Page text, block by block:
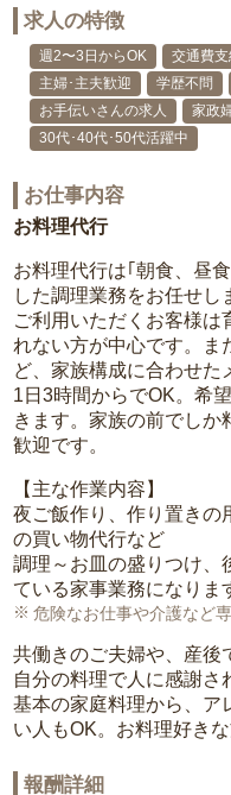
求人の特徴
週2〜3日からOK 交通費
主婦･主夫歓迎
学歴不問
お手伝いさんの求人
家政
30代･40代･50代活躍中
お仕事内容
お料理代行
お料理代行は｢朝食、昼
した調理業務をお任せし
ご利用いただくお客様は
れない方が中心です。ま
ど、家族構成に合わせた
1日3時間からでOK。希
きます。家族の前でしか
歓迎です。
【主な作業内容】
夜ご飯作り、作り置きの
の買い物代行など
調理～お皿の盛りつけ、
ている家事業務になりま
危険なお仕事や介護など
共働きのご夫婦や、産後
自分の料理で人に感謝さ
基本の家庭料理から、ア
い人もOK。お料理好き
報酬詳細